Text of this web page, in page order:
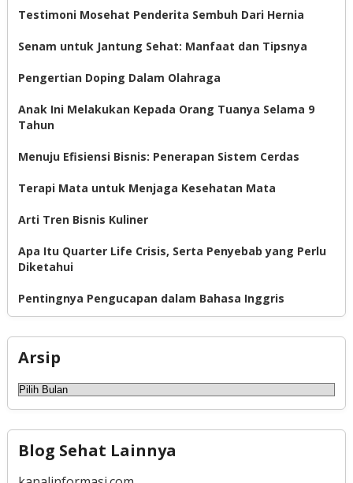
Testimoni Mosehat Penderita Sembuh Dari Hernia
Senam untuk Jantung Sehat: Manfaat dan Tipsnya
Pengertian Doping Dalam Olahraga
Anak Ini Melakukan Kepada Orang Tuanya Selama 9
Tahun
Menuju Efisiensi Bisnis: Penerapan Sistem Cerdas
Terapi Mata untuk Menjaga Kesehatan Mata
Arti Tren Bisnis Kuliner
Apa Itu Quarter Life Crisis, Serta Penyebab yang Perlu
Diketahui
Pentingnya Pengucapan dalam Bahasa Inggris
Arsip
Arsip
Blog Sehat Lainnya